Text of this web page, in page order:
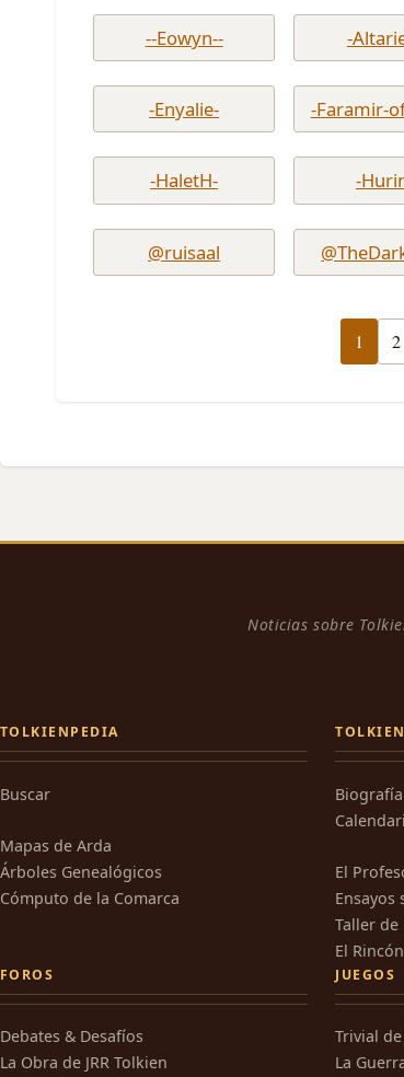
--Eowyn-- -
-Enyalie- -Faramir-
-HaletH- -
@ruisaal
1 2
Noticias sobre
TOLKIENPEDIA
Buscar
Mapas de Arda
Árboles Genealógicos
Cómputo de la Comarca
TOLKIEN
Biografía
El
Ensayos
Taller
El
FOROS
Debates & Desafíos
La Obra de JRR Tolkien
JUEGOS
Trivial
La